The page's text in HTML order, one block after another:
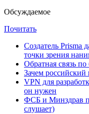
Обсуждаемое
Почитать
Создатель Prisma
точки зрения
Обратная связь
Зачем
VPN для
он нужен
ФСБ и Минздрав
слушает)